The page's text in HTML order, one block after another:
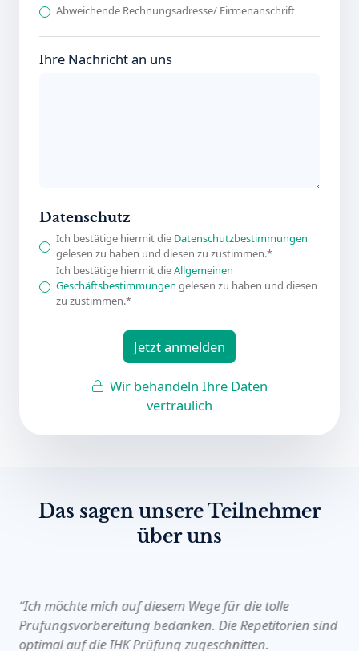
Abweichende Rechnungsadresse/ Firmenanschrift
Ihre Nachricht an uns
Datenschutz
Ich bestätige hiermit die Datenschutzbestimmungen
gelesen zu haben und diesen zu zustimmen.*
Ich bestätige hiermit dieAllgemeinen
Geschäftsbestimmungen gelesen zu haben und diesen
zu zustimmen.*
Jetzt anmelden
Wir behandeln Ihre Daten
vertraulich
Das sagen unsere Teilnehmer
über uns
“Ich möchte mich auf diesem Wege für die tolle
Prüfungsvorbereitung bedanken. Die Repetitorien sind
optimal auf die IHK Prüfung zugeschnitten.